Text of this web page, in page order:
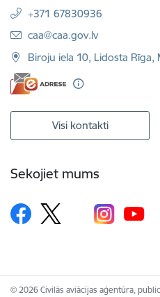
+371 67830936
E-pasts:
caa@caa.gov.lv
Biroju iela 10, Lidosta
Visi kontakti
Sekojiet mums
© 2026 Civilās aviācijas aģentūra,